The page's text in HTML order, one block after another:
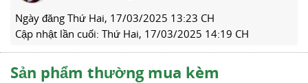
Ngày đăng Thứ Hai, 17/03/2025 13:23 CH
Cập nhật lần cuối: Thứ Hai, 17/03/2025 14:19 CH
Sản phẩm thường mua kèm